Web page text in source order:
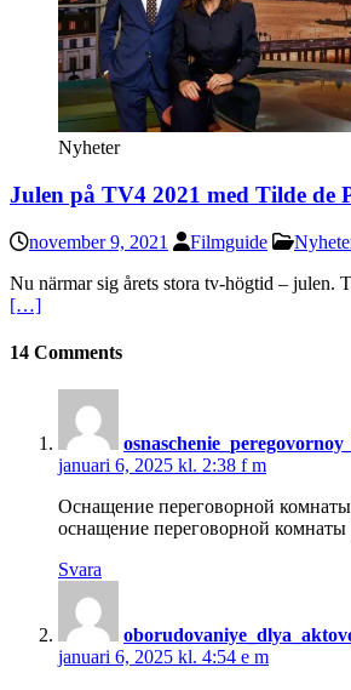
Nyheter
Julen på TV4 2021 med Tilde de
november 9, 2021 Filmguide
Nu närmar sig årets stora tv-högtid – julen.
[…]
14 Comments
januari 6, 2025 kl. 2:38 f m
Оснащение переговорной
оснащение переговорной
Svara
januari 6, 2025 kl. 4:54 e m